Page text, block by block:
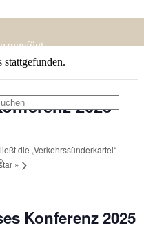
stattgefunden.
2025
die „Verkehrssünderkartei“
»
Konferenz 2025